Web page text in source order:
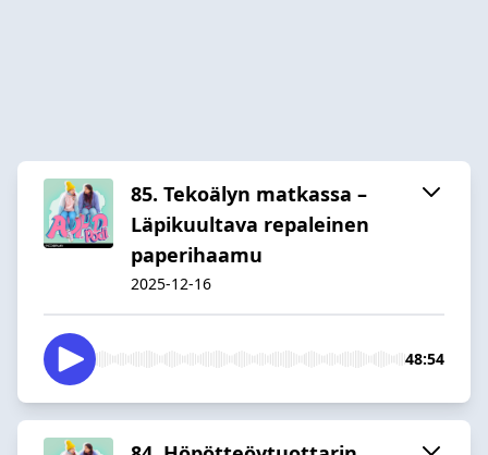
85. Tekoälyn matkassa –
Läpikuultava repaleinen
paperihaamu
2025-12-16
48:54